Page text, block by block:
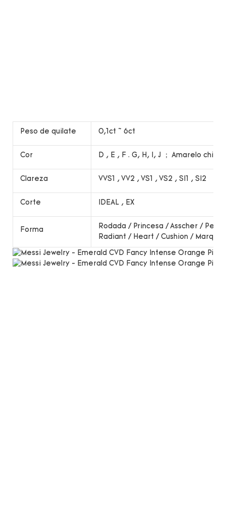
Peso de quilate 0,1ct ~ 6ct
Cor D , E , F . G, H, I, J ； Amarelo
Clareza VVS1 , VV2 , VS1 , VS2 , SI1 , SI2
Corte IDEAL , EX
Forma
Rodada / Princesa / Asscher /
Radiant / Heart / Cushion /